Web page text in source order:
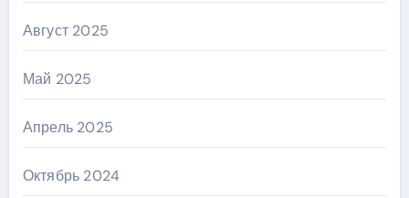
Август 2025
Май 2025
Апрель 2025
Октябрь 2024